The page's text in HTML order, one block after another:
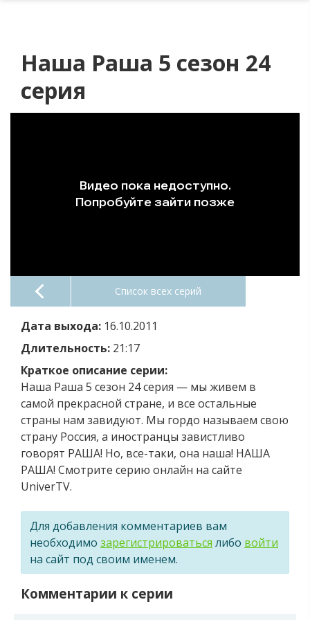
Наша Раша 5 сезон 24
серия
Список всех серий
Дата выхода: 16.10.2011
Длительность: 21:17
Краткое описание серии:
Наша Раша 5 сезон 24 серия — мы живем в
самой прекрасной стране, и все остальные
страны нам завидуют. Мы гордо называем свою
страну Россия, а иностранцы завистливо
говорят РАША! Но, все-таки, она наша! НАША
РАША! Смотрите серию онлайн на сайте
UniverTV.
Для добавления комментариев вам
необходимо зарегистрироваться либо войти
на сайт под своим именем.
Комментарии к серии